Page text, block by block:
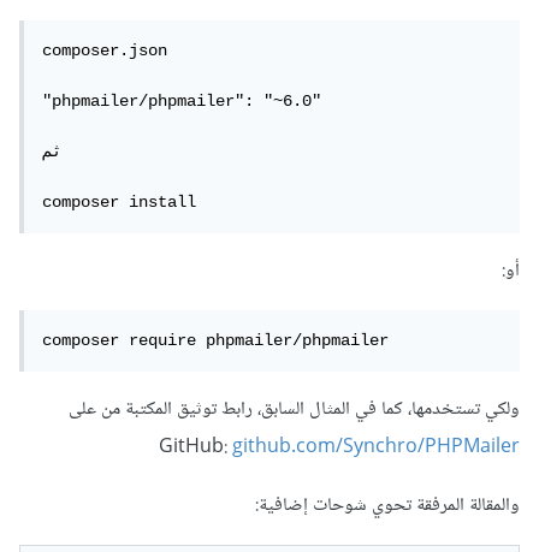
composer.json
"phpmailer/phpmailer": "~6.0"
ثم
composer install
أو:
composer require phpmailer/phpmailer
ولكي تستخدمها، كما في المثال السابق، رابط توثيق المكتبة من على
GitHub:github.com/Synchro/PHPMailer
والمقالة المرفقة تحوي شوحات إضافية: